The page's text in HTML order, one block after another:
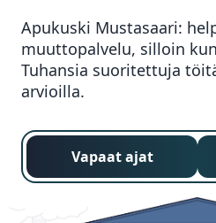
Apukuski Mustasaari:
muuttopalvelu, silloin
Tuhansia suoritettuja
arvioilla.
Vapaat ajat